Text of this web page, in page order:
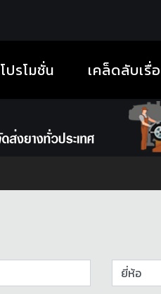
โปรโมชั่น เคล็ดลับเรื่